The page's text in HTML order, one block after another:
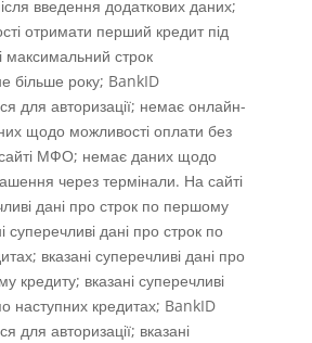
введення додаткових даних;
отримати перший кредит під
максимальний строк
більше року; BankID
для авторизації; немає онлайн-
щодо можливості оплати без
сайті МФО; немає даних щодо
через термінали. На сайті
дані про строк по першому
суперечливі дані про строк по
вказані суперечливі дані про
кредиту; вказані суперечливі
наступних кредитах; BankID
для авторизації; вказані